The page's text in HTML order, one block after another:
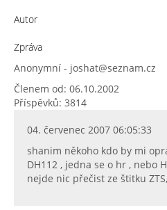
Autor
Zpráva
Anonymní - joshat@seznam.cz
Členem od: 06.10.2002
Příspěvků: 3814
04. červenec 2007 06:05:33
shanim někoho kdo by mi
DH112 , jedna se o hr , nebo
nejde nic přečist ze štitku